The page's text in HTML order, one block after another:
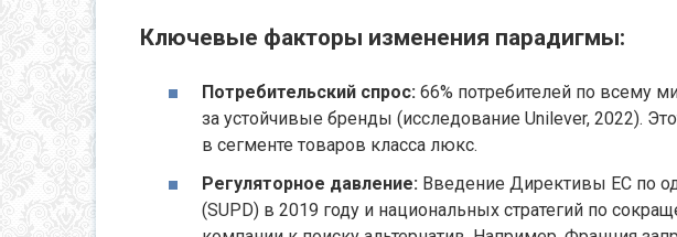
Ключевые факторы изменения парадигмы:
Потребительский спрос: 66% потребителей по всему
за устойчивые бренды (исследование Unilever, 2022).
в сегменте товаров класса люкс.
Регуляторное давление: Введение Директивы ЕС по
(SUPD) в 2019 году и национальных стратегий по